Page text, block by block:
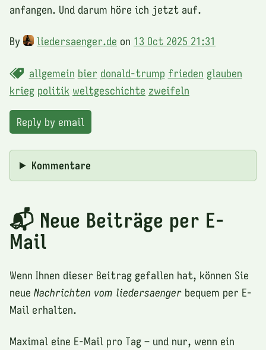
anfangen. Und darum höre ich jetzt auf.
By liedersaenger.de on 13 Oct 2025 21:31
allgemein bier donald-trump frieden glauben
krieg politik weltgeschichte zweifeln
Reply by email
Kommentare
📬 Neue Beiträge per E-
Mail
Wenn Ihnen dieser Beitrag gefallen hat, können Sie
neue Nachrichten vom liedersaenger bequem per E-
Mail erhalten.
Maximal eine E-Mail pro Tag – und nur, wenn ein